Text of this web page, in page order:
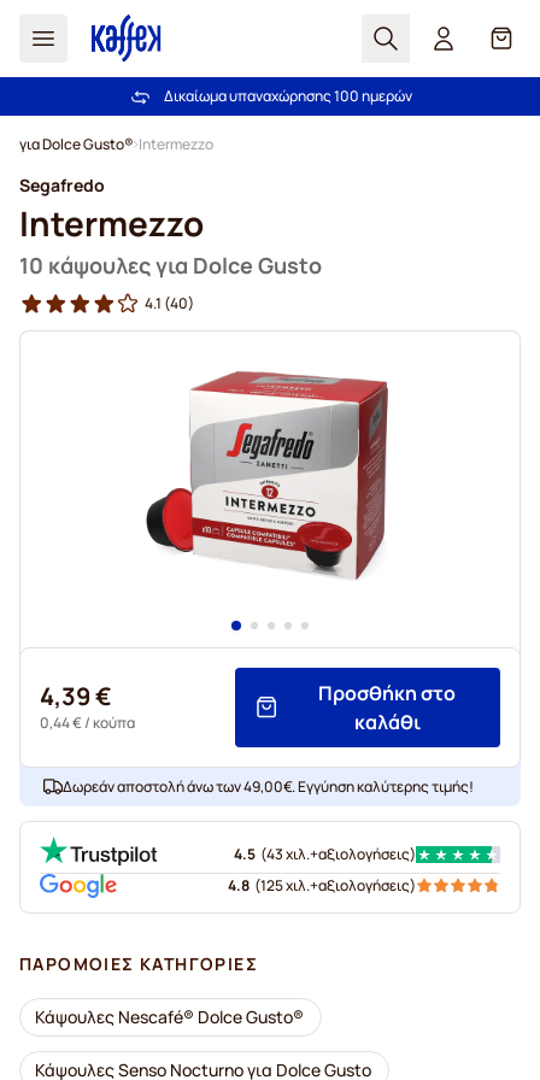
Αναζήτηση
Δωρεάν αποστολή άνω των 49,00€
Δικαίωμα υπαναχώρησης 100 ημερών
για Dolce Gusto® Intermezzo
Segafredo
Intermezzo
10 κάψουλες για Dolce Gusto
4.1 (40)
4,39 €
0,44 €/ κούπα
Προσθήκη στο
καλάθι
Δωρεάν αποστολή άνω των 49,00€. Εγγύηση καλύτερης τιμής!
4.5 (43 χιλ.+αξιολογήσεις)
4.8 (125 χιλ.+αξιολογήσεις)
ΠΑΡΌΜΟΙΕΣ ΚΑΤΗΓΟΡΊΕΣ
Κάψουλες Nescafé® Dolce Gusto®
Κάψουλες Senso Nocturno για Dolce Gusto